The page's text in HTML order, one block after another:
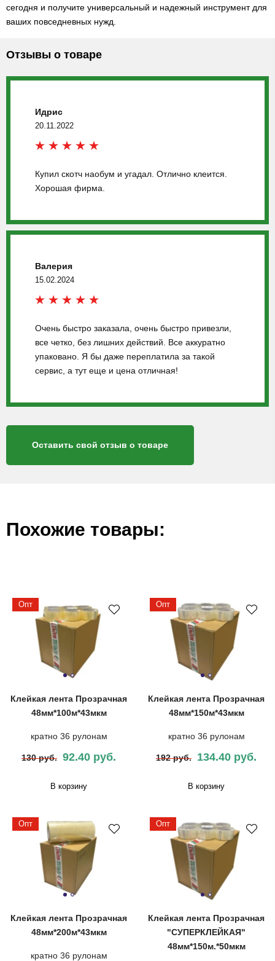
сегодня и получите универсальный и надежный инструмент для
ваших повседневных нужд.
Отзывы о товаре
Идрис
20.11.2022
Купил скотч наобум и угадал. Отлично клеится.
Хорошая фирма.
Валерия
15.02.2024
Очень быстро заказала, очень быстро привезли,
все четко, без лишних действий. Все аккуратно
упаковано. Я бы даже переплатила за такой
сервис, а тут еще и цена отличная!
Оставить свой отзыв о товаре
Похожие товары:
Опт
Клейкая лента Прозрачная
48мм*100м*43мкм
кратно 36 рулонам
130 руб. 92.40 руб.
В корзину
Опт
Клейкая лента Прозрачная
48мм*150м*43мкм
кратно 36 рулонам
192 руб. 134.40 руб.
В корзину
Опт
Клейкая лента Прозрачная
48мм*200м*43мкм
кратно 36 рулонам
Опт
Клейкая лента Прозрачная
"СУПЕРКЛЕЙКАЯ"
48мм*150м.*50мкм